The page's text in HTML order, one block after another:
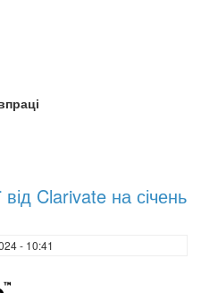
від Clarivate на січень
- 10:41